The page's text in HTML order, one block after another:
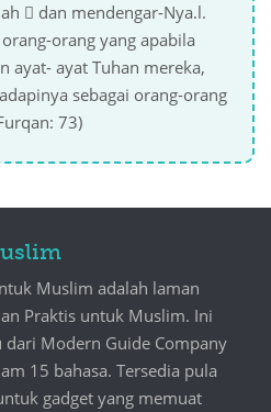
 dan mendengar-Nya.l.
orang yang apabila
ayat- ayat Tuhan mereka,
sebagai orang-orang
73)
Muslim adalah laman
Praktis untuk Muslim. Ini
Modern Guide Company
15 bahasa. Tersedia pula
gadget yang memuat